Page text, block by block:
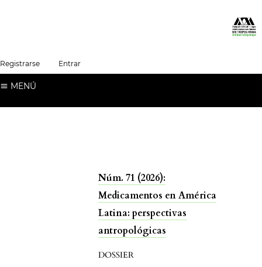
Registrarse Entrar
MENÚ
Núm. 71 (2026):
Medicamentos en América
Latina: perspectivas
antropológicas
DOSSIER